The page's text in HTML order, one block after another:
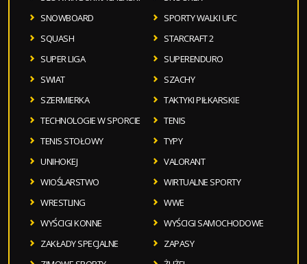
SNOWBOARD
SPORTY WALKI UFC
SQUASH
STARCRAFT 2
SUPER LIGA
SUPERENDURO
SWIAT
SZACHY
SZERMIERKA
TAKTYKI PIŁKARSKIE
TECHNOLOGIE W SPORCIE
TENIS
TENIS STOŁOWY
TYPY
UNIHOKEJ
VALORANT
WIOŚLARSTWO
WIRTUALNE SPORTY
WRESTLING
WWE
WYŚCIGI KONNE
WYŚCIGI SAMOCHODOWE
ZAKŁADY SPECJALNE
ZAPASY